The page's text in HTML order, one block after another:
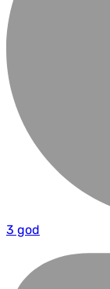
3 god